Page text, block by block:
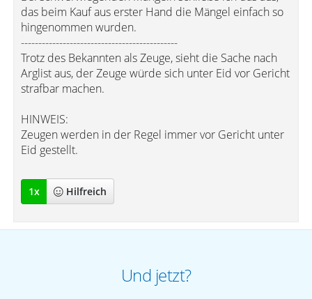
das beim Kauf aus erster Hand die Mängel einfach so
hingenommen wurden.
---------------------------------------------
Trotz des Bekannten als Zeuge, sieht die Sache nach
Arglist aus, der Zeuge würde sich unter Eid vor Gericht
strafbar machen.
HINWEIS:
Zeugen werden in der Regel immer vor Gericht unter
Eid gestellt.
1x Hilfreich
Und jetzt?